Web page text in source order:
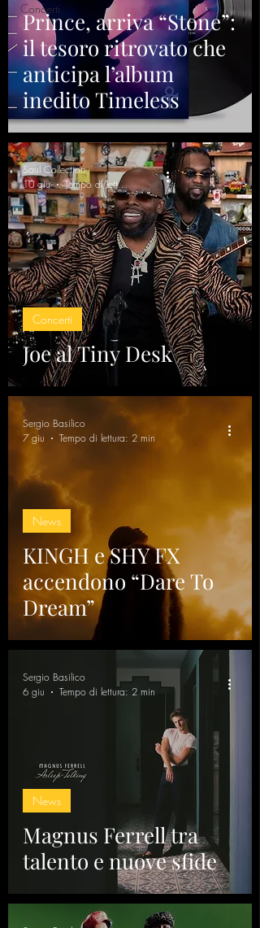
Concerti
Prince, arriva “Stone”:
il tesoro ritrovato che
anticipa l’album
inedito Timeless
Joe al Tiny Desk
Concerti
Soul Collection
10 giu
Tempo di lettura: 1 min
KINGH e SHY FX
accendono “Dare To
Dream”
News
Sergio Basilico
7 giu
Tempo di lettura: 2 min
Magnus Ferrell tra
talento e nuove sfide
News
Sergio Basilico
6 giu
Tempo di lettura: 2 min